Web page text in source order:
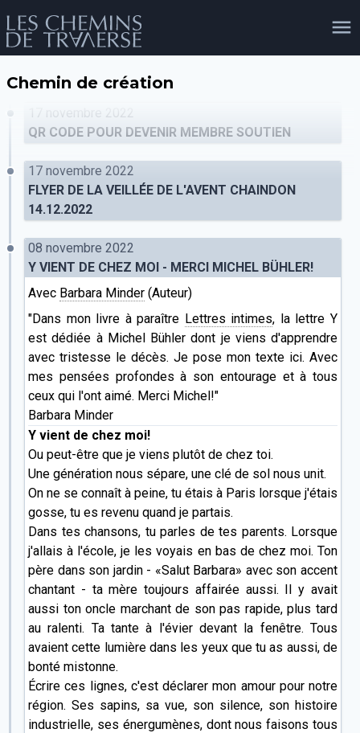
email tel
évènements
publics
cours et stages
Chemin de création
17 novembre 2022
QR CODE POUR DEVENIR MEMBRE SOUTIEN
17 novembre 2022
FLYER DE LA VEILLÉE DE L'AVENT CHAINDON
14.12.2022
08 novembre 2022
Y VIENT DE CHEZ MOI - MERCI MICHEL BÜHLER!
Avec Barbara Minder (Auteur)
"Dans mon livre à paraître Lettres intimes, la lettre Y
est dédiée à Michel Bühler dont je viens d'apprendre
avec tristesse le décès. Je pose mon texte ici. Avec
mes pensées profondes à son entourage et à tous
ceux qui l'ont aimé. Merci Michel!"
Barbara Minder
Y vient de chez moi!
Ou peut-être que je viens plutôt de chez toi.
Une génération nous sépare, une clé de sol nous unit.
On ne se connaît à peine, tu étais à Paris lorsque j'étais
gosse, tu es revenu quand je partais.
Dans tes chansons, tu parles de tes parents. Lorsque
j'allais à l'école, je les voyais en bas de chez moi. Ton
père dans son jardin - «Salut Barbara» avec son accent
chantant - ta mère toujours affairée aussi. Il y avait
aussi ton oncle marchant de son pas rapide, plus tard
au ralenti. Ta tante à l'évier devant la fenêtre. Tous
avaient cette lumière dans les yeux que tu as aussi, de
bonté mistonne.
Écrire ces lignes, c'est déclarer mon amour pour notre
région. Ses sapins, sa vue, son silence, son histoire
industrielle, ses énergumènes, dont nous faisons tous